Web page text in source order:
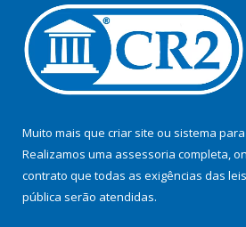
Muito mais que criar site ou sistema
Realizamos uma assessoria completa,
contrato que todas as exigências das
pública serão atendidas.